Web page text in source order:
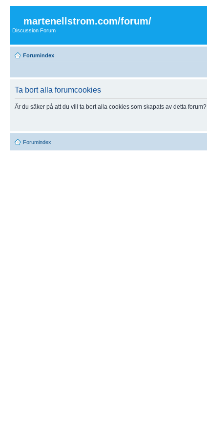
martenellstrom.com/forum/
Discussion Forum
Forumindex
Ta bort alla forumcookies
Är du säker på att du vill ta bort alla cookies som skapats av detta forum?
Forumindex